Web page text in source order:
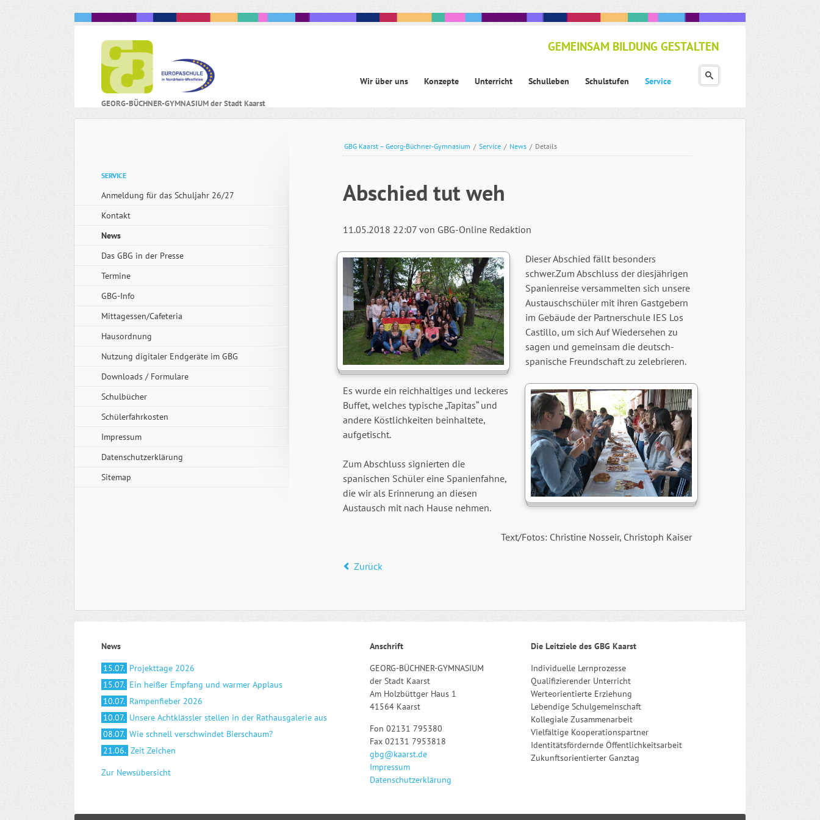
GEORG-BÜCHNER-GYMNASIUM der Stadt Kaarst
Navigation
Wir über uns Konzepte Unterricht Schulleben Schulstufen Service
Navigation
GEMEINSAM BILDUNG GESTALTEN
GBG Kaarst – Georg-Büchner-Gymnasium / Service / News / Details
Abschied tut weh
11.05.2018 22:07 von GBG-Online Redaktion
Dieser Abschied fällt besonders
schwer.Zum Abschluss der diesjährigen
Spanienreise versammelten sich unsere
Austauschschüler mit ihren Gastgebern
im Gebäude der Partnerschule IES Los
Castillo, um sich Auf Wiedersehen zu
sagen und gemeinsam die deutsch-
spanische Freundschaft zu zelebrieren.
Es wurde ein reichhaltiges und leckeres
Buffet, welches typische „Tapitas“ und
andere Köstlichkeiten beinhaltete,
aufgetischt.
Zum Abschluss signierten die
spanischen Schüler eine Spanienfahne,
die wir als Erinnerung an diesen
Austausch mit nach Hause nehmen.
Text/Fotos: Christine Nosseir, Christoph Kaiser
Zurück
Navigation
SERVICE
Anmeldung für das Schuljahr 26/27
Kontakt
News
Das GBG in der Presse
Termine
GBG-Info
Mittagessen/Cafeteria
Hausordnung
Nutzung digitaler Endgeräte im GBG
Downloads / Formulare
Schulbücher
Schülerfahrkosten
Impressum
Datenschutzerklärung
Sitemap
News
15.07. Projekttage 2026
15.07. Ein heißer Empfang und warmer Applaus
10.07. Rampenfieber 2026
10.07. Unsere Achtklässler stellen in der Rathausgalerie aus
08.07. Wie schnell verschwindet Bierschaum?
21.06. Zeit Zeichen
Zur Newsübersicht
Anschrift
GEORG-BÜCHNER-GYMNASIUM
der Stadt Kaarst
Am Holzbüttger Haus 1
41564 Kaarst
Fon 02131 795380
Fax 02131 7953818
gbg@kaarst.de
Impressum
Datenschutzerklärung
Die Leitziele des GBG Kaarst
Individuelle Lernprozesse
Qualifizierender Unterricht
Werteorientierte Erziehung
Lebendige Schulgemeinschaft
Kollegiale Zusammenarbeit
Vielfältige Kooperationspartner
Identitätsfördernde Öffentlichkeitsarbeit
Zukunftsorientierter Ganztag